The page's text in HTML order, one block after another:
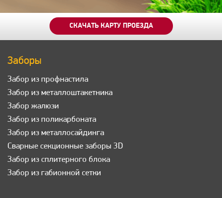
СКАЧАТЬ КАРТУ ПРОЕЗДА
Заборы
Забор из профнастила
Забор из металлоштакетника
Забор жалюзи
Забор из поликарбоната
Забор из металлосайдинга
Сварные секционные заборы 3D
Забор из сплитерного блока
Забор из габионной сетки